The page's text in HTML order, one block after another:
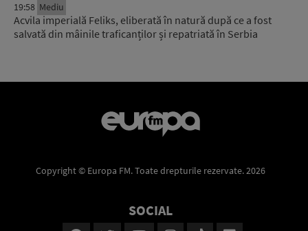
19:58 Mediu
Acvila imperială Feliks, eliberată în natură după ce a fost
salvată din mâinile traficanților și repatriată în Serbia
Copyright © Europa FM. Toate drepturile rezervate. 2026
SOCIAL